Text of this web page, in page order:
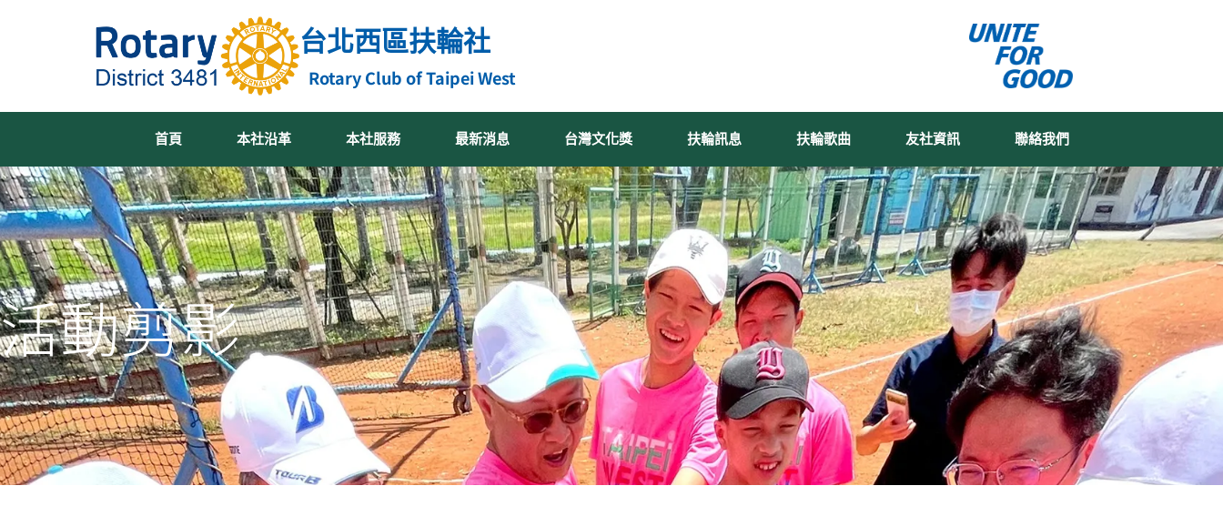
台北西區扶輪社
Rotary Club of Taipei West
首頁 本社沿革 本社服務 最新消息 台灣文化獎 扶輪訊息 扶輪歌曲 友社資訊 聯絡我們
活動剪影